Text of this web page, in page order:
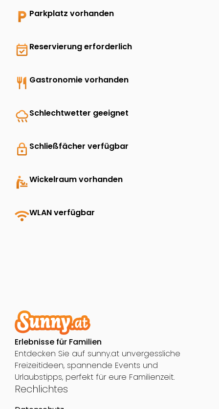
local_parking Parkplatz vorhanden
event_availableReservierung erforderlich
restaurant Gastronomie vorhanden
rainySchlechtwetter geeignet
lock Schließfächer verfügbar
baby_changing_stationWickelraum vorhanden
wifiWLAN verfügbar
Erlebnisse für Familien
Entdecken Sie auf sunny.at unvergessliche
Freizeitideen, spannende Events und
Urlaubstipps, perfekt für eure Familienzeit.
Rechlichtes